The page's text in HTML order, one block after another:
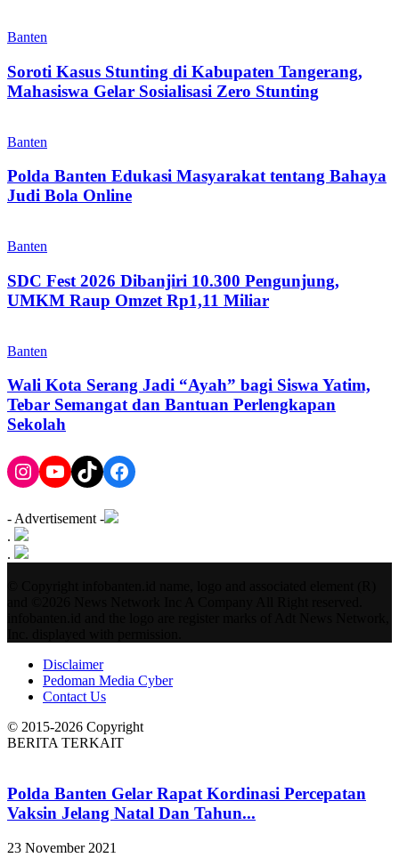
Banten
Soroti Kasus Stunting di Kabupaten Tangerang,
Mahasiswa Gelar Sosialisasi Zero Stunting
Banten
Polda Banten Edukasi Masyarakat tentang Bahaya
Judi Bola Online
Banten
SDC Fest 2026 Dibanjiri 10.300 Pengunjung,
UMKM Raup Omzet Rp1,11 Miliar
Banten
Wali Kota Serang Jadi “Ayah” bagi Siswa Yatim,
Tebar Semangat dan Bantuan Perlengkapan
Sekolah
Instagram
YouTube
TikTokFacebook
- Advertisement -
.
.
Disclaimer
Pedoman Media Cyber
Contact Us
© 2015-2026 Copyright
BERITA TERKAIT
Polda Banten Gelar Rapat Kordinasi Percepatan
Vaksin Jelang Natal Dan Tahun...
23 November 2021